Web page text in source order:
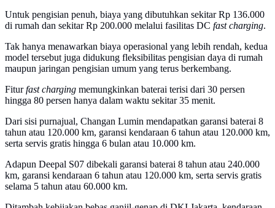
Untuk pengisian penuh, biaya yang dibutuhkan sekitar Rp 136.000
di rumah dan sekitar Rp 200.000 melalui fasilitas DC fast charging.
Tak hanya menawarkan biaya operasional yang lebih rendah, kedua
model tersebut juga didukung fleksibilitas pengisian daya di rumah
maupun jaringan pengisian umum yang terus berkembang.
Fiturfast charging memungkinkan baterai terisi dari 30 persen
hingga 80 persen hanya dalam waktu sekitar 35 menit.
Dari sisi purnajual, Changan Lumin mendapatkan garansi baterai 8
tahun atau 120.000 km, garansi kendaraan 6 tahun atau 120.000 km,
serta servis gratis hingga 6 bulan atau 10.000 km.
Adapun Deepal S07 dibekali garansi baterai 8 tahun atau 240.000
km, garansi kendaraan 6 tahun atau 120.000 km, serta servis gratis
selama 5 tahun atau 60.000 km.